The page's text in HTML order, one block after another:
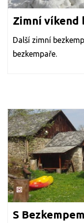
Zimní víkend
Další zimní
bezkempaře.
S